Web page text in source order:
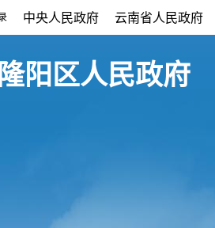
中央人民政府 云南省人民政府
隆阳区人民政府